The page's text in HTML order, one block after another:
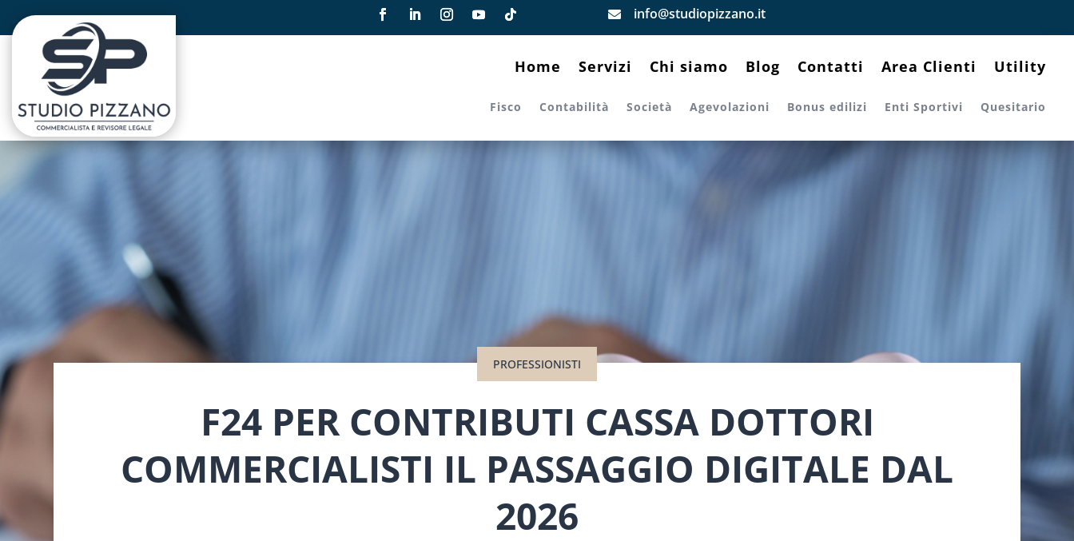
 info@studiopizzano.it
Home Servizi Chi siamo Blog Contatti Area Clienti Utility
Fisco Contabilità Società Agevolazioni Bonus edilizi Enti Sportivi Quesitario
PROFESSIONISTI
F24 PER CONTRIBUTI CASSA DOTTORI
COMMERCIALISTI IL PASSAGGIO DIGITALE DAL
2026